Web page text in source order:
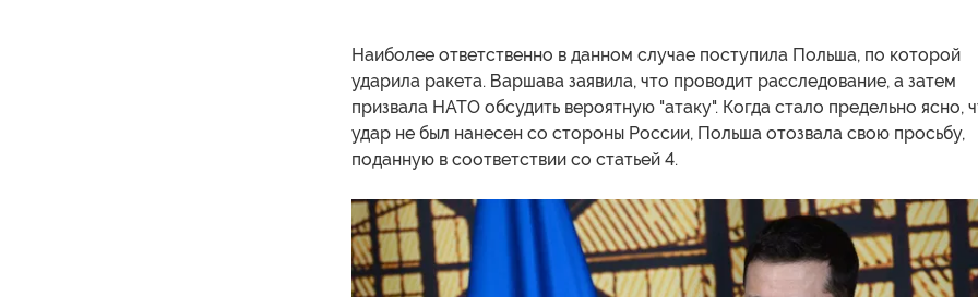
Наиболее ответственно в данном случае поступила Польша, по которой
ударила ракета. Варшава заявила, что проводит расследование, а затем
призвала НАТО обсудить вероятную "атаку". Когда стало предельно ясно,
удар не был нанесен со стороны России, Польша отозвала свою просьбу,
поданную в соответствии со статьей 4.